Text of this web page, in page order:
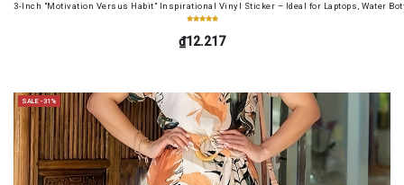
3-Inch "Motivation Versus Habit" Inspirational Vinyl Sticker – Ideal for Laptops, Water
₫12.217
SALE -31%